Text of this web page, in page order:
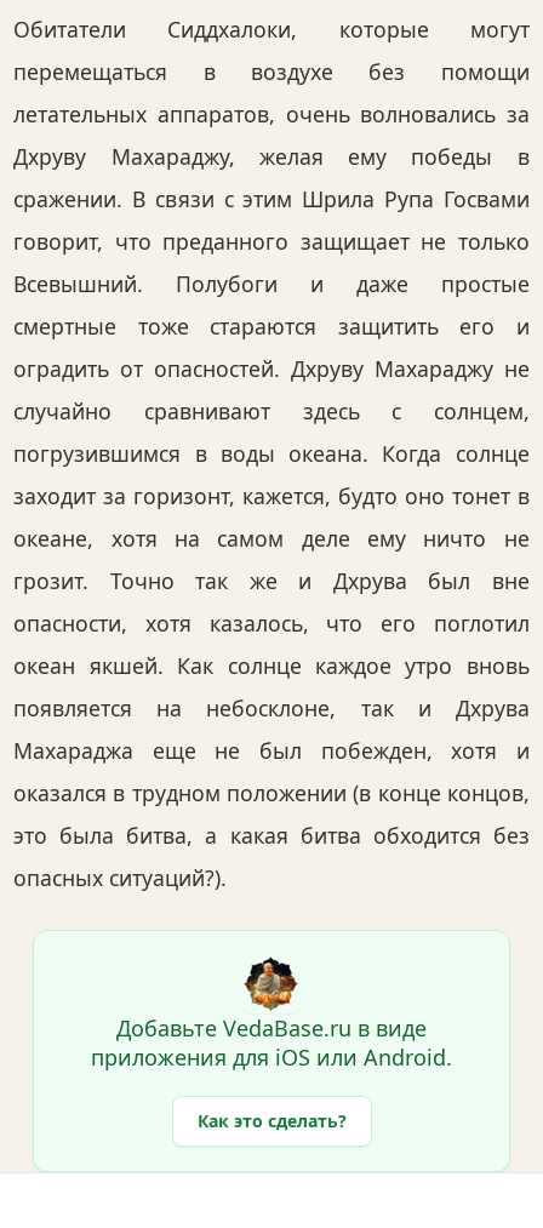
Обитатели Сиддхалоки, которые могут
перемещаться в воздухе без помощи
летательных аппаратов, очень волновались за
Дхруву Махараджу, желая ему победы в
сражении. В связи с этим Шрила Рупа Госвами
говорит, что преданного защищает не только
Всевышний. Полубоги и даже простые
смертные тоже стараются защитить его и
оградить от опасностей. Дхруву Махараджу не
случайно сравнивают здесь с солнцем,
погрузившимся в воды океана. Когда солнце
заходит за горизонт, кажется, будто оно тонет в
океане, хотя на самом деле ему ничто не
грозит. Точно так же и Дхрува был вне
опасности, хотя казалось, что его поглотил
океан якшей. Как солнце каждое утро вновь
появляется на небосклоне, так и Дхрува
Махараджа еще не был побежден, хотя и
оказался в трудном положении (в конце концов,
это была битва, а какая битва обходится без
опасных ситуаций?).
Добавьте VedaBase.ru в виде
приложения для iOS или Android.
Как это сделать?